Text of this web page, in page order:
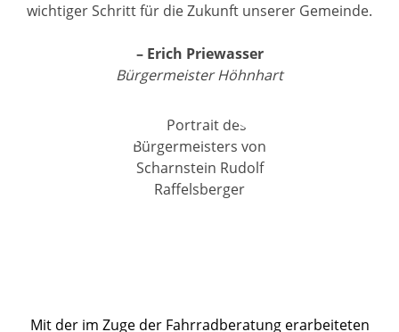
wichtiger Schritt für die Zukunft unserer Gemeinde.
– Erich Priewasser
Bürgermeister Höhnhart
Mit der im Zuge der Fahrradberatung erarbeiteten